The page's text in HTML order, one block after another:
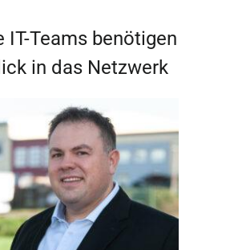
IT-Teams benötigen
in das Netzwerk